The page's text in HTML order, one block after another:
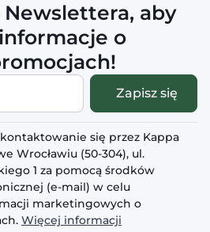
Newslettera, aby
o
Zapisz się
się przez Kappa
Wrocławiu (50-304), ul.
1 za pomocą środków
(e-mail) w celu
marketingowych o
Więcej informacji